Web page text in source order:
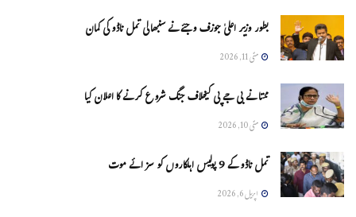
بطور وزیر اعلیٰ جوزف وجئے نے سنبھالی تمل ناڈو کی کمان
مئی 11, 2026
ممتا نے بی جے پی کیخلاف جنگ شروع کرنے کا اعلان کیا
مئی 10, 2026
تمل ناڈو کے 9 پولیس اہلکاروں کو سزائے موت
اپریل 6, 2026